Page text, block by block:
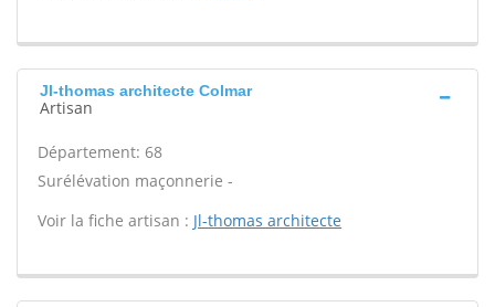
Jl-thomas architecte Colmar
Artisan
Département: 68
Surélévation maçonnerie -
Voir la fiche artisan : Jl-thomas architecte